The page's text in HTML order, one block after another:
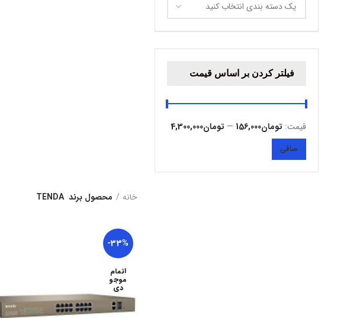
یک دسته بندی انتخاب کنید
فیلتر کردن بر اساس قیمت
حداقل
قیمت
حداكثر
قيمت
صافی
قيمت: تومان156,000 — تومان4,300,000
خانه محصول برند TENDA
-33%
اتمام
موجو
دی